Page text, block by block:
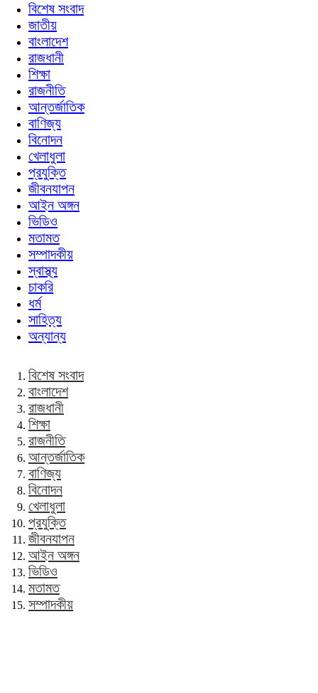
বিশেষ সংবাদ
জাতীয়
বাংলাদেশ
রাজধানী
শিক্ষা
রাজনীতি
আন্তর্জাতিক
বাণিজ্য
বিনোদন
খেলাধুলা
প্রযুক্তি
জীবনযাপন
আইন অঙ্গন
ভিডিও
মতামত
সম্পাদকীয়
স্বাস্থ্য
চাকরি
ধর্ম
সাহিত্য
অন্যান্য
বিশেষ সংবাদ
বাংলাদেশ
রাজধানী
শিক্ষা
রাজনীতি
আন্তর্জাতিক
বাণিজ্য
বিনোদন
খেলাধুলা
প্রযুক্তি
জীবনযাপন
আইন অঙ্গন
ভিডিও
মতামত
সম্পাদকীয়